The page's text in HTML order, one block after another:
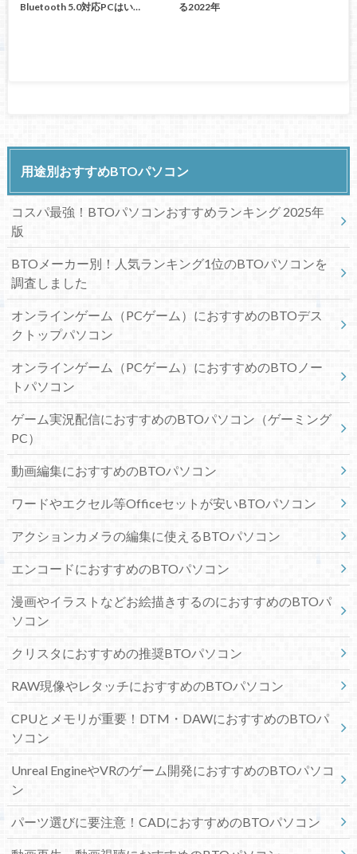
Bluetooth 5.0対応PCはい…
る2022年
用途別おすすめBTOパソコン
コスパ最強！BTOパソコンおすすめランキング 2025年
版
BTOメーカー別！人気ランキング1位のBTOパソコンを
調査しました
オンラインゲーム（PCゲーム）におすすめのBTOデス
クトップパソコン
オンラインゲーム（PCゲーム）におすすめのBTOノー
トパソコン
ゲーム実況配信におすすめのBTOパソコン（ゲーミング
PC）
動画編集におすすめのBTOパソコン
ワードやエクセル等Officeセットが安いBTOパソコン
アクションカメラの編集に使えるBTOパソコン
エンコードにおすすめのBTOパソコン
漫画やイラストなどお絵描きするのにおすすめのBTOパ
ソコン
クリスタにおすすめの推奨BTOパソコン
RAW現像やレタッチにおすすめのBTOパソコン
CPUとメモリが重要！DTM・DAWにおすすめのBTOパ
ソコン
Unreal EngineやVRのゲーム開発におすすめのBTOパソコ
ン
パーツ選びに要注意！CADにおすすめのBTOパソコン